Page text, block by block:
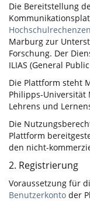
Die Bereitstellung
Marburg zur
Forschung. Der
ILIAS (General
Die Plattform steht
Philipps-Universität
Lehrens und
Die
Plattform
den nicht-
2. Registrierung
Voraussetzung für
Benutzerkonto der